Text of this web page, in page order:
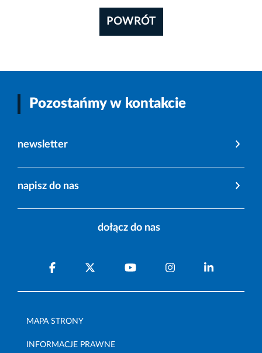
POWRÓT
Pozostańmy w kontakcie
newsletter
napisz do nas
dołącz do nas
MAPA STRONY
INFORMACJE PRAWNE